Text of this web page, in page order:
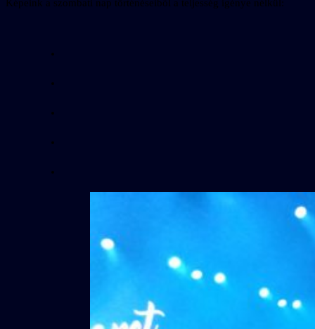
Képeink a szombati nap történéseiből a teljesség igénye nélkül: